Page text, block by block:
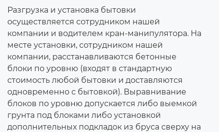
Разгрузка и установка бытовки
осуществляется сотрудником нашей
компании и водителем кран-манипулятора. На
месте установки, сотрудником нашей
компании, расстанавливаются бетонные
блоки по уровню (входят в стандартную
стоимость любой бытовки и доставляются
одновременно с бытовкой). Выравнивание
блоков по уровню допускается либо выемкой
грунта под блоками либо установкой
дополнительных подкладок из бруса сверху на